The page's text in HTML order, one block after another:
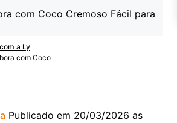
a Ly
com Coco
Publicado em 20/03/2026 as